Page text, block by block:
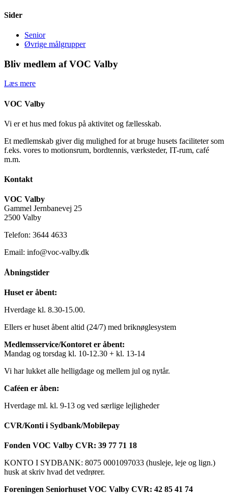
Sider
Senior
Øvrige målgrupper
Bliv medlem af VOC Valby
Læs mere
VOC Valby
Vi er et hus med fokus på aktivitet og fællesskab.
Et medlemskab giver dig mulighed for at bruge husets faciliteter som
f.eks. vores to motionsrum, bordtennis, værksteder, IT-rum, café
m.m.
Kontakt
VOC Valby
Gammel Jernbanevej 25
2500 Valby
Telefon: 3644 4633
Email: info@voc-valby.dk
Åbningstider
Huset er åbent:
Hverdage kl. 8.30-15.00.
Ellers er huset åbent altid (24/7) med briknøglesystem
Medlemsservice/Kontoret er åbent:
Mandag og torsdag kl. 10-12.30 + kl. 13-14
Vi har lukket alle helligdage og mellem jul og nytår.
Caféen er åben:
Hverdage ml. kl. 9-13 og ved særlige lejligheder
CVR/Konti i Sydbank/Mobilepay
Fonden VOC Valby CVR: 39 77 71 18
KONTO I SYDBANK: 8075 0001097033 (husleje, leje og lign.)
husk at skriv hvad det vedrører.
Foreningen Seniorhuset VOC Valby CVR: 42 85 41 74